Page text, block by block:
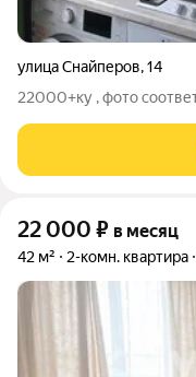
улица Снайперов,14
22000+ку , фото
22 000 ₽ в месяц
42 м² 2-комн. квартира